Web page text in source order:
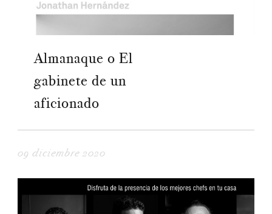
Almanaque o El
gabinete de un
aficionado
09 diciembre 2020